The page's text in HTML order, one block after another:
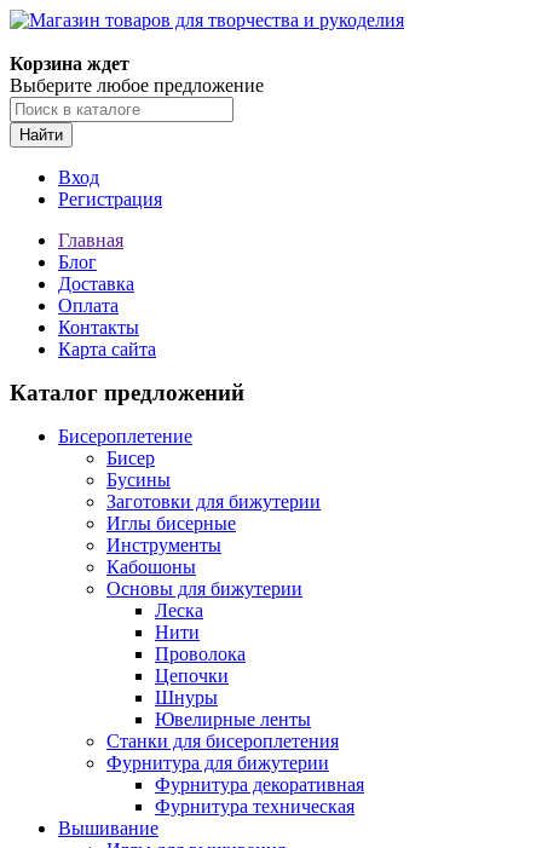
Корзина ждет
Выберите любое предложение
Найти
Вход
Регистрация
Главная
Блог
Доставка
Оплата
Контакты
Карта сайта
Каталог предложений
Бисероплетение
Бисер
Бусины
Заготовки для бижутерии
Иглы бисерные
Инструменты
Кабошоны
Основы для бижутерии
Леска
Нити
Проволока
Цепочки
Шнуры
Ювелирные ленты
Станки для бисероплетения
Фурнитура для бижутерии
Фурнитура декоративная
Фурнитура техническая
Вышивание